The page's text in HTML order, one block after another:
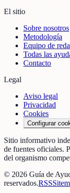
El sitio
Sobre nosotros
Metodología
Equipo de
Todas las
Contacto
Legal
Aviso legal
Privacidad
Cookies
Configurar
Sitio informativo
de fuentes oficiales.
del organismo
© 2026 Guía de
reservados.RSS